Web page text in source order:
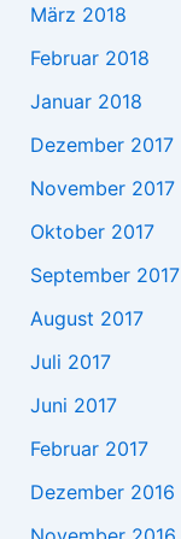
März 2018
Februar 2018
Januar 2018
Dezember 2017
November 2017
Oktober 2017
September 2017
August 2017
Juli 2017
Juni 2017
Februar 2017
Dezember 2016